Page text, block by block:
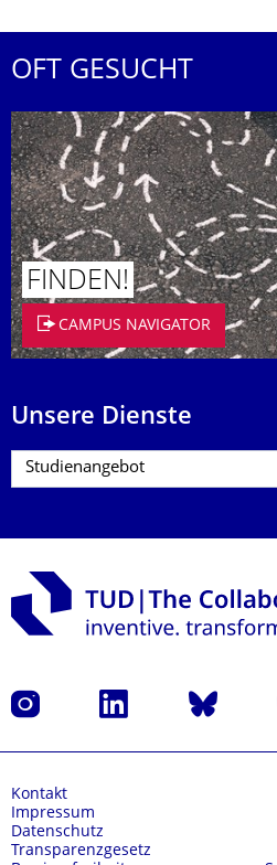
OFT GESUCHT
FINDEN!
CAMPUS NAVIGATOR
Unsere Dienste
Instagram LinkedIn Bluesky
Kontakt
Impressum
Datenschutz
Transparenzgesetz